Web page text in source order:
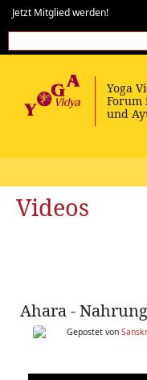
Jetzt Mitglied werden!
Videos
Ahara -
Gepostet von